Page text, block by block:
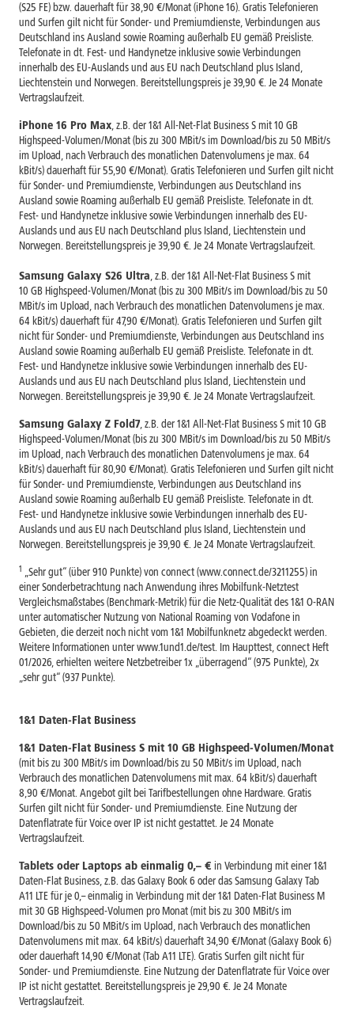
(S25 FE) bzw. dauerhaft für 38,90 €/Monat (iPhone 16). Gratis Telefonieren
und Surfen gilt nicht für Sonder- und Premiumdienste, Verbindungen aus
Deutschland ins Ausland sowie Roaming außerhalb EU gemäß Preisliste.
Telefonate in dt. Fest- und Handynetze inklusive sowie Verbindungen
innerhalb des EU-Auslands und aus EU nach Deutschland plus Island,
Liechtenstein und Norwegen. Bereitstellungspreis je 39,90 €. Je 24 Monate
Vertragslaufzeit.
iPhone 16 Pro Max, z.B. der 1&1 All-Net-Flat Business S mit 10 GB
Highspeed-Volumen/Monat (bis zu 300 MBit/s im Download/bis zu 50 MBit/s
im Upload, nach Verbrauch des monatlichen Datenvolumens je max. 64
kBit/s) dauerhaft für 55,90 €/Monat). Gratis Telefonieren und Surfen gilt nicht
für Sonder- und Premiumdienste, Verbindungen aus Deutschland ins
Ausland sowie Roaming außerhalb EU gemäß Preisliste. Telefonate in dt.
Fest- und Handynetze inklusive sowie Verbindungen innerhalb des EU-
Auslands und aus EU nach Deutschland plus Island, Liechtenstein und
Norwegen. Bereitstellungspreis je 39,90 €. Je 24 Monate Vertragslaufzeit.
Samsung Galaxy S26 Ultra, z.B. der 1&1 All-Net-Flat Business S mit
10 GB Highspeed-Volumen/Monat (bis zu 300 MBit/s im Download/bis zu 50
MBit/s im Upload, nach Verbrauch des monatlichen Datenvolumens je max.
64 kBit/s) dauerhaft für 47,90 €/Monat). Gratis Telefonieren und Surfen gilt
nicht für Sonder- und Premiumdienste, Verbindungen aus Deutschland ins
Ausland sowie Roaming außerhalb EU gemäß Preisliste. Telefonate in dt.
Fest- und Handynetze inklusive sowie Verbindungen innerhalb des EU-
Auslands und aus EU nach Deutschland plus Island, Liechtenstein und
Norwegen. Bereitstellungspreis je 39,90 €. Je 24 Monate Vertragslaufzeit.
Samsung Galaxy Z Fold7, z.B. der 1&1 All-Net-Flat Business S mit 10 GB
Highspeed-Volumen/Monat (bis zu 300 MBit/s im Download/bis zu 50 MBit/s
im Upload, nach Verbrauch des monatlichen Datenvolumens je max. 64
kBit/s) dauerhaft für 80,90 €/Monat). Gratis Telefonieren und Surfen gilt nicht
für Sonder- und Premiumdienste, Verbindungen aus Deutschland ins
Ausland sowie Roaming außerhalb EU gemäß Preisliste. Telefonate in dt.
Fest- und Handynetze inklusive sowie Verbindungen innerhalb des EU-
Auslands und aus EU nach Deutschland plus Island, Liechtenstein und
Norwegen. Bereitstellungspreis je 39,90 €. Je 24 Monate Vertragslaufzeit.
1 „Sehr gut“ (über 910 Punkte) von connect (www.connect.de/3211255) in
einer Sonderbetrachtung nach Anwendung ihres Mobilfunk-Netztest
Vergleichsmaßstabes (Benchmark-Metrik) für die Netz-Qualität des 1&1 O-RAN
unter automatischer Nutzung von National Roaming von Vodafone in
Gebieten, die derzeit noch nicht vom 1&1 Mobilfunknetz abgedeckt werden.
Weitere Informationen unter www.1und1.de/test. Im Haupttest, connect Heft
01/2026, erhielten weitere Netzbetreiber 1x „überragend“ (975 Punkte), 2x
„sehr gut“ (937 Punkte).
1&1 Daten-Flat Business
1&1 Daten-Flat Business S mit 10 GB Highspeed-Volumen/Monat
(mit bis zu 300 MBit/s im Download/bis zu 50 MBit/s im Upload, nach
Verbrauch des monatlichen Datenvolumens mit max. 64 kBit/s) dauerhaft
8,90 €/Monat. Angebot gilt bei Tarifbestellungen ohne Hardware. Gratis
Surfen gilt nicht für Sonder- und Premiumdienste. Eine Nutzung der
Datenflatrate für Voice over IP ist nicht gestattet. Je 24 Monate
Vertragslaufzeit.
Tablets oder Laptops ab einmalig 0,– € in Verbindung mit einer 1&1
Daten-Flat Business, z.B. das Galaxy Book 6 oder das Samsung Galaxy Tab
A11 LTE für je 0,– einmalig in Verbindung mit der 1&1 Daten-Flat Business M
mit 30 GB Highspeed-Volumen pro Monat (mit bis zu 300 MBit/s im
Download/bis zu 50 MBit/s im Upload, nach Verbrauch des monatlichen
Datenvolumens mit max. 64 kBit/s) dauerhaft 34,90 €/Monat (Galaxy Book 6)
oder dauerhaft 14,90 €/Monat (Tab A11 LTE). Gratis Surfen gilt nicht für
Sonder- und Premiumdienste. Eine Nutzung der Datenflatrate für Voice over
IP ist nicht gestattet. Bereitstellungspreis je 29,90 €. Je 24 Monate
Vertragslaufzeit.